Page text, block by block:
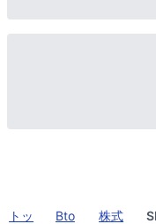
トッ
Bto
株式